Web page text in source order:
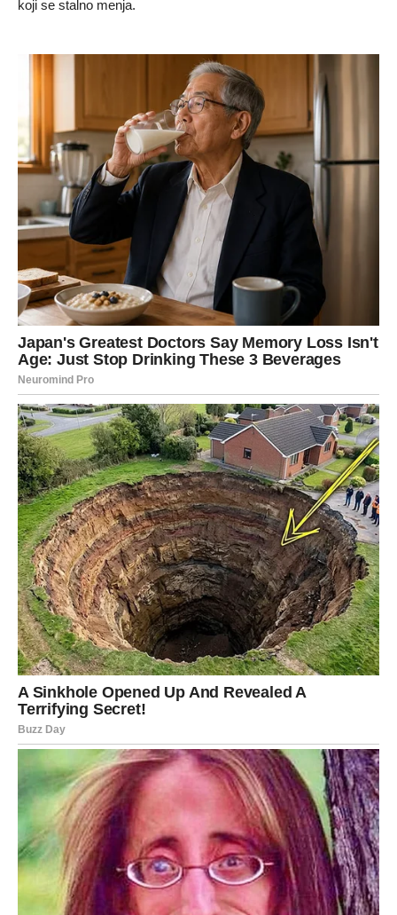
koji se stalno menja.